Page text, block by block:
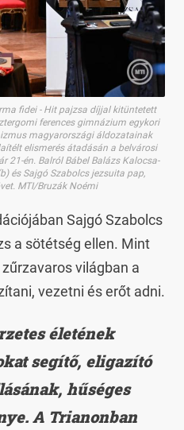
fidei - Hit pajzsa díjjal kitüntetett
ferences gimnázium egykori
magyarországi áldozatainak
elismerés átadásán a belvárosi
21-én. Balról Bábel Balázs Kalocsa-
és Sajgó Szabolcs jezsuita pap,
MTI/Bruzák Noémi
Sajgó Szabolcs
a sötétség ellen. Mint
világban a
vezetni és erőt adni.
életének
segítő, eligazító
hűséges
A Trianonban